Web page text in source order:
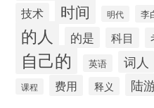
技术 时间 明代 李
的人 的是 科目
自己的 英语 词人
课程 费用 释义 陆